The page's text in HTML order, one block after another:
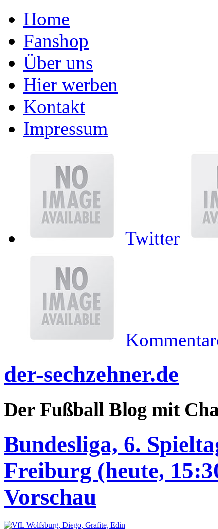
Home
Fanshop
Über uns
Hier werben
Kontakt
Impressum
Twitter
der-sechzehner.de
Der Fußball Blog mit
Bundesliga, 6.
Freiburg (heute,
Vorschau